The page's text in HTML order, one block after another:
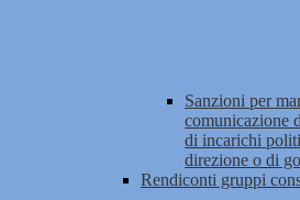
Sanzioni per
comunicazione
di incarichi
direzione o di
Rendiconti gruppi